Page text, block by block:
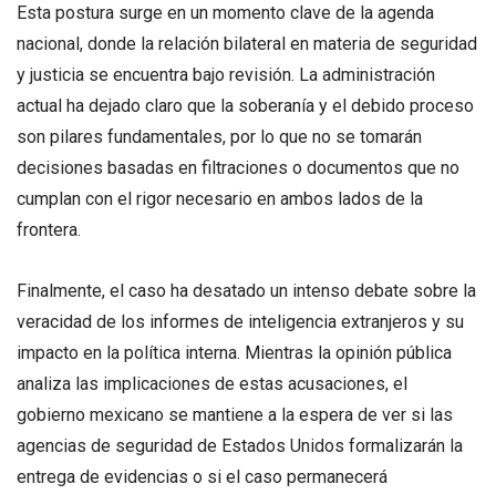
Esta postura surge en un momento clave de la agenda
nacional, donde la relación bilateral en materia de seguridad
y justicia se encuentra bajo revisión. La administración
actual ha dejado claro que la soberanía y el debido proceso
son pilares fundamentales, por lo que no se tomarán
decisiones basadas en filtraciones o documentos que no
cumplan con el rigor necesario en ambos lados de la
frontera.
Finalmente, el caso ha desatado un intenso debate sobre la
veracidad de los informes de inteligencia extranjeros y su
impacto en la política interna. Mientras la opinión pública
analiza las implicaciones de estas acusaciones, el
gobierno mexicano se mantiene a la espera de ver si las
agencias de seguridad de Estados Unidos formalizarán la
entrega de evidencias o si el caso permanecerá